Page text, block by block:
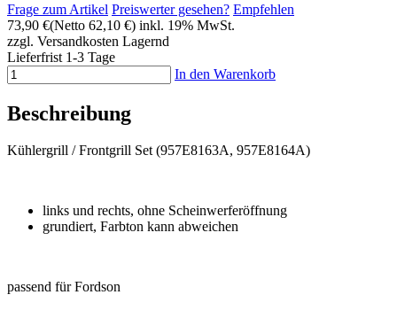
Frage zum Artikel Preiswerter gesehen? Empfehlen
73,90 €(Netto 62,10 €) inkl. 19% MwSt.
zzgl. Versandkosten Lagernd
Lieferfrist 1-3 Tage
In den Warenkorb
Beschreibung
Kühlergrill / Frontgrill Set (957E8163A, 957E8164A)
links und rechts, ohne Scheinwerferöffnung
grundiert, Farbton kann abweichen
passend für Fordson